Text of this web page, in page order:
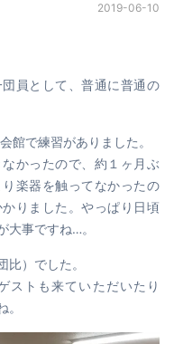
2019-06-10
員として、普通に普通の
館で練習がありました。
かったので、約１ヶ月ぶ
楽器を触ってなかったの
りました。やっぱり日頃
大事ですね…。
比）でした。
ストも来ていただいたり
。